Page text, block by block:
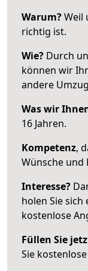
Warum?Weil
richtig ist.
Wie? Durch
können wir
andere
Was wir
16 Jahren.
Kompetenz,
Wünsche und
Interesse?
holen Sie
kostenlose
Füllen Sie
Sie